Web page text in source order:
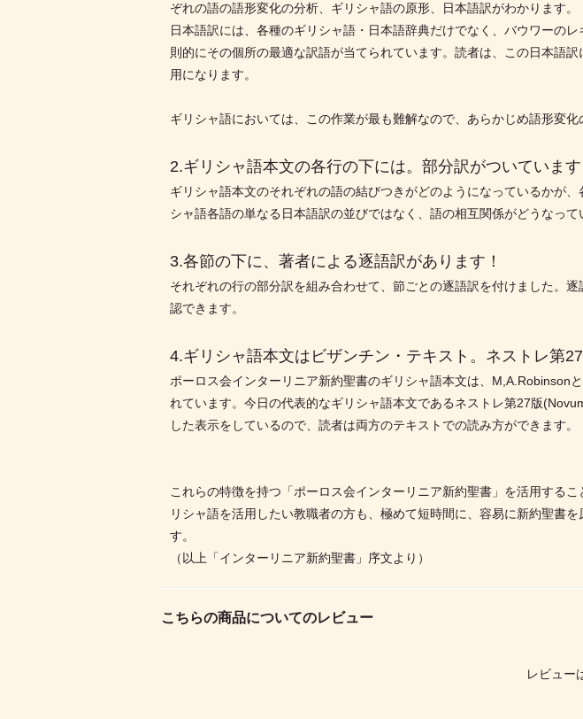
ぞれの語の語形変化の分析、ギリシャ語の原形、日本語訳がわかります。
日本語訳には、各種のギリシャ語・日本語辞典だけでなく、バウワーの
則的にその個所の最適な訳語が当てられています。読者は、この日本語
用になります。
ギリシャ語においては、この作業が最も難解なので、あらかじめ語形変
2.ギリシャ語本文の各行の下には。部分訳がついています
ギリシャ語本文のそれぞれの語の結びつきがどのようになっているかが
シャ語各語の単なる日本語訳の並びではなく、語の相互関係がどうなって
3.各節の下に、著者による逐語訳があります！
それぞれの行の部分訳を組み合わせて、節ごとの逐語訳を付けました。
認できます。
4.ギリシャ語本文はビザンチン・テキスト。ネストレ第27
ポーロス会インターリニア新約聖書のギリシャ語本文は、M,A.Robinson
れています。今日の代表的なギリシャ語本文であるネストレ第27版
した表示をしているので、読者は両方のテキストでの読み方ができます。
これらの特徴を持つ「ポーロス会インターリニア新約聖書」を活用する
リシャ語を活用したい教職者の方も、極めて短時間に、容易に新約聖書
す。
（以上「インターリニア新約聖書」序文より）
こちらの商品についてのレビュー
レビュー